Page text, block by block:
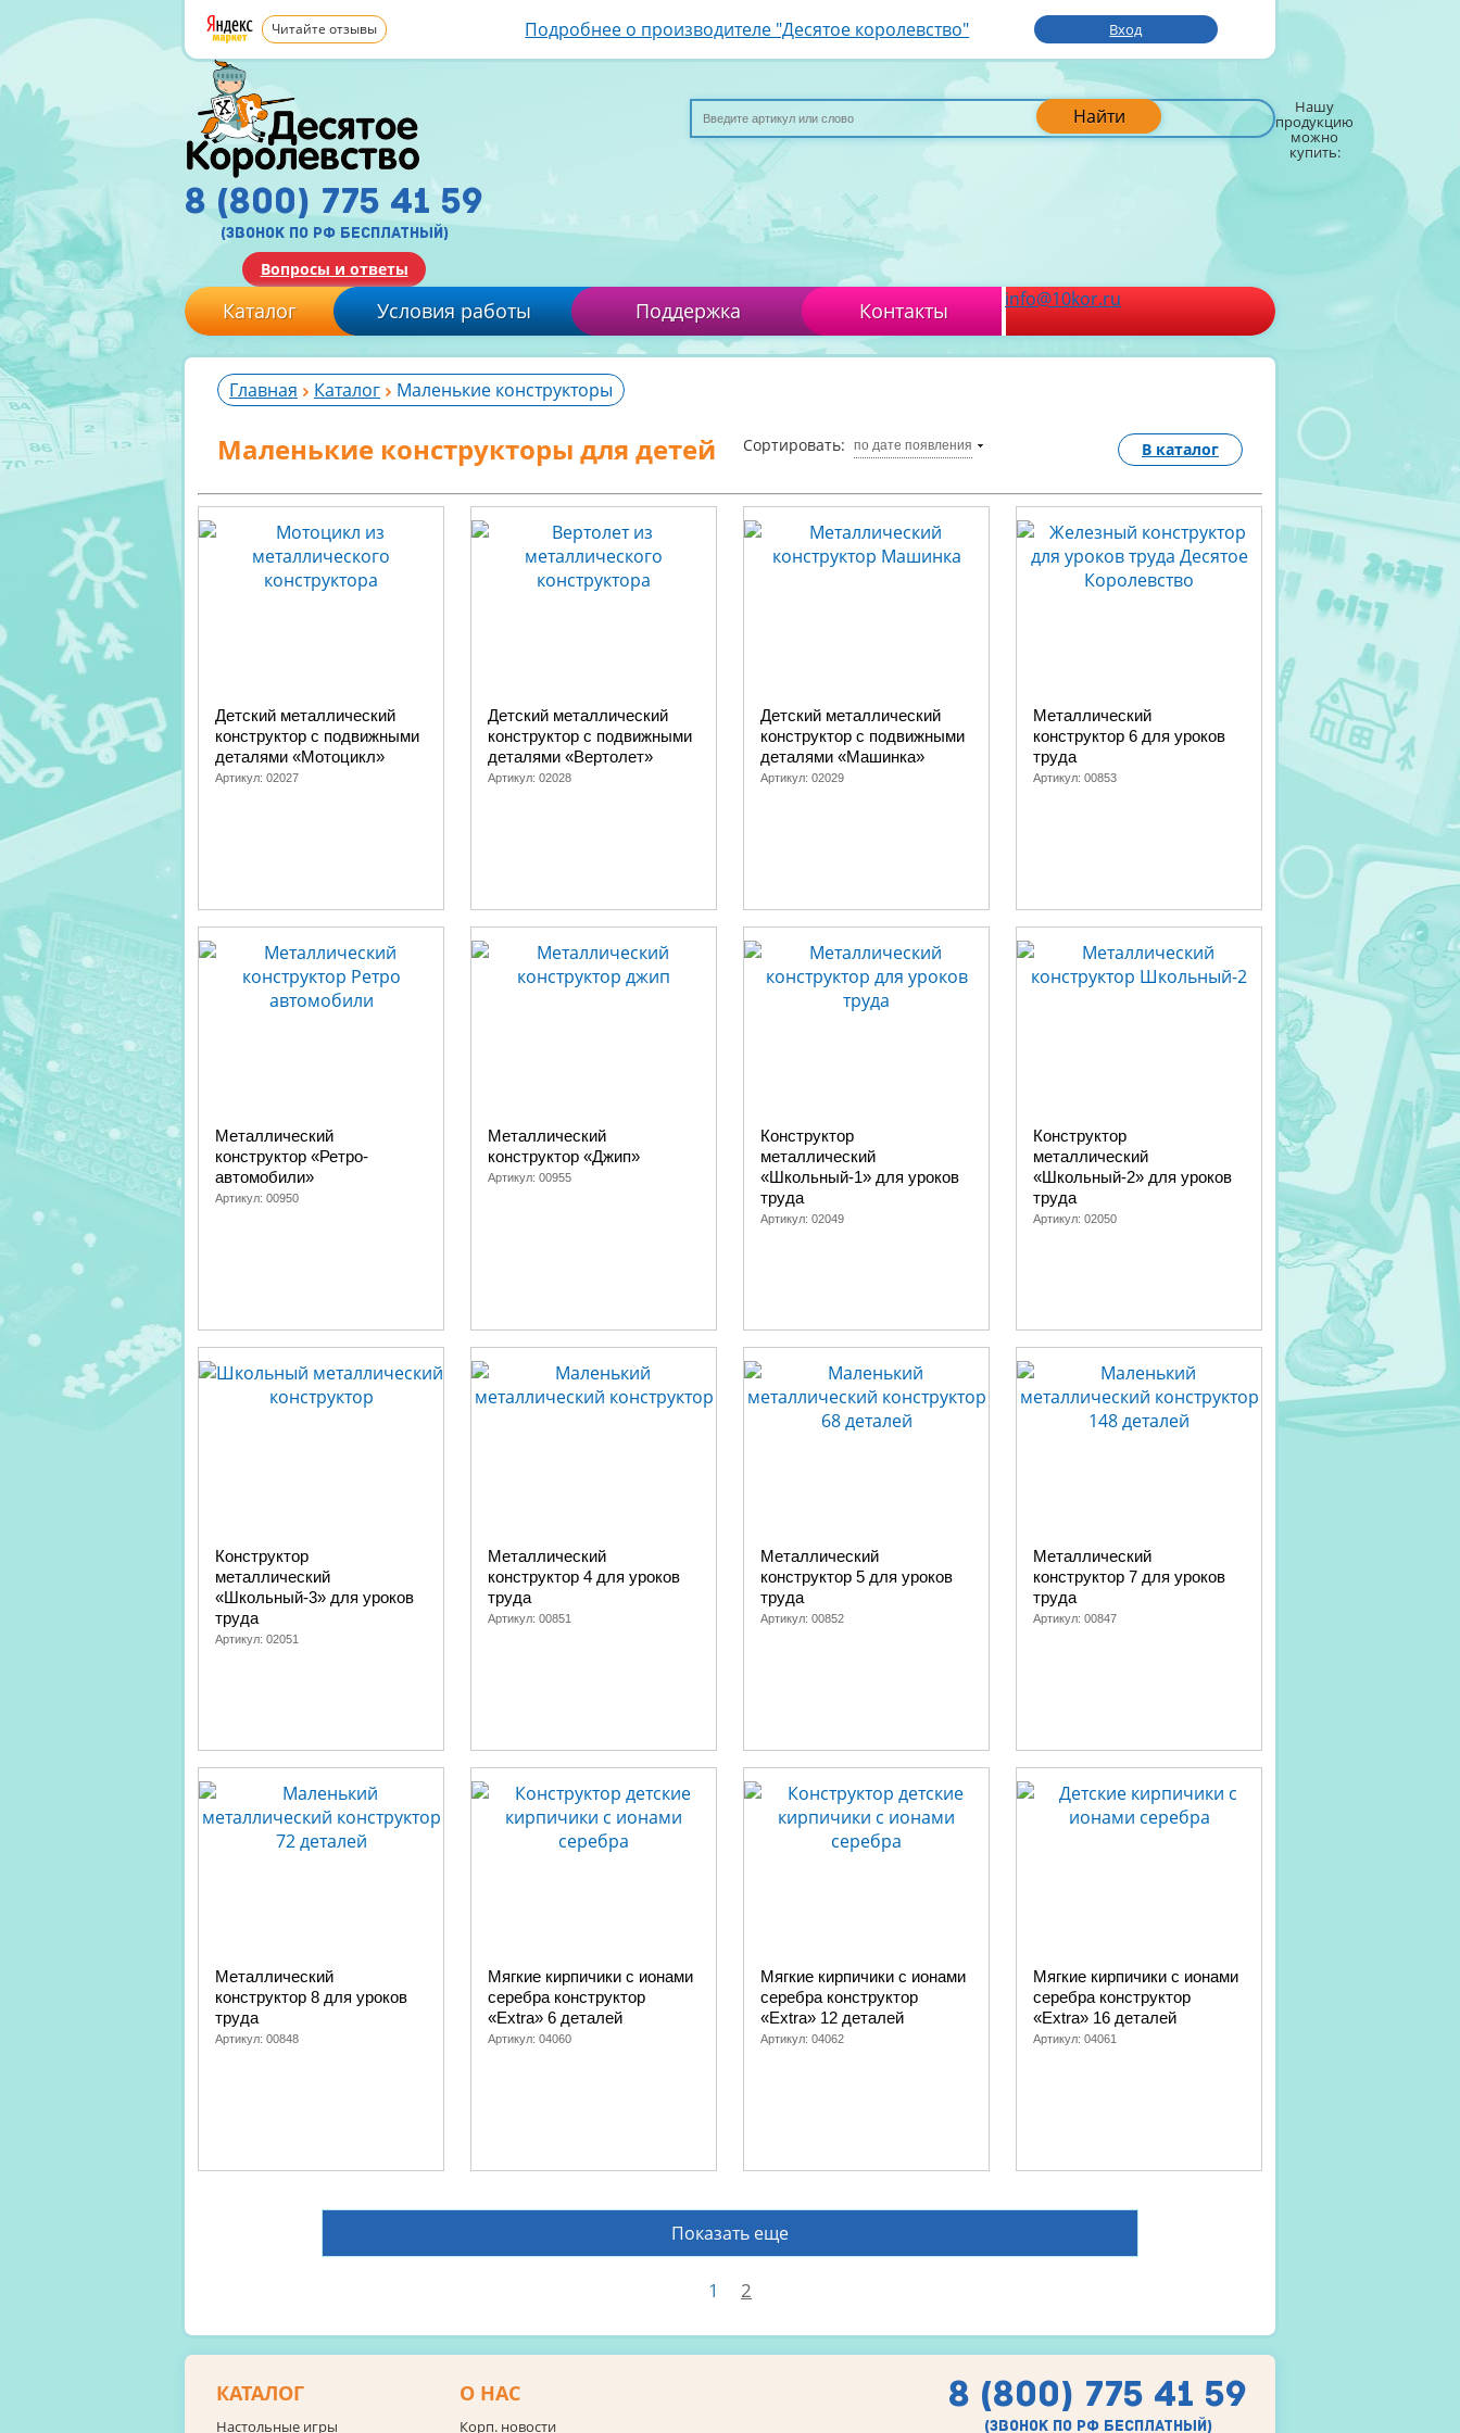
Читайте отзывы Подробнее о производителе "Десятое королевство" Вход
Найти Нашу
продукцию
можно
купить:
8 (800) 775 41 59
(звонок по рф бесплатный)
Вопросы и ответы
Каталог Условия работы Поддержка Контакты info@10kor.ru
Главная Каталог Маленькие конструкторы
Маленькие конструкторы для детей Сортировать: по дате появления В каталог
Детский металлический
конструктор с подвижными
деталями «Мотоцикл»
Артикул: 02027
Детский металлический
конструктор с подвижными
деталями «Вертолет»
Артикул: 02028
Детский металлический
конструктор с подвижными
деталями «Машинка»
Артикул: 02029
Металлический
конструктор 6 для уроков
труда
Артикул: 00853
Металлический
конструктор «Ретро-
автомобили»
Артикул: 00950
Металлический
конструктор «Джип»
Артикул: 00955
Конструктор
металлический
«Школьный-1» для уроков
труда
Артикул: 02049
Конструктор
металлический
«Школьный-2» для уроков
труда
Артикул: 02050
Конструктор
металлический
«Школьный-3» для уроков
труда
Артикул: 02051
Металлический
конструктор 4 для уроков
труда
Артикул: 00851
Металлический
конструктор 5 для уроков
труда
Артикул: 00852
Металлический
конструктор 7 для уроков
труда
Артикул: 00847
Металлический
конструктор 8 для уроков
труда
Артикул: 00848
Мягкие кирпичики с ионами
серебра конструктор
«Extra» 6 деталей
Артикул: 04060
Мягкие кирпичики с ионами
серебра конструктор
«Extra» 12 деталей
Артикул: 04062
Мягкие кирпичики с ионами
серебра конструктор
«Extra» 16 деталей
Артикул: 04061
Показать еще
1 2
КАТАЛОГ
Настольные игры
О НАС
Корп. новости
8 (800) 775 41 59
(звонок по рф бесплатный)